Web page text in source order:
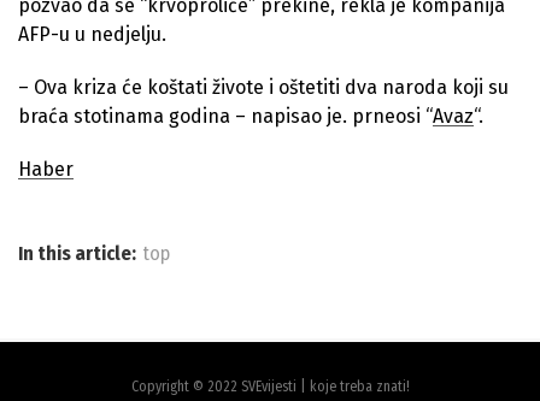
pozvao da se “krvoproliće” prekine, rekla je kompanija
AFP-u u nedjelju.
– Ova kriza će koštati živote i oštetiti dva naroda koji su
braća stotinama godina – napisao je. prneosi “Avaz“.
Haber
In this article: top
Copyright © 2022 SVEvijesti | koje treba znati!